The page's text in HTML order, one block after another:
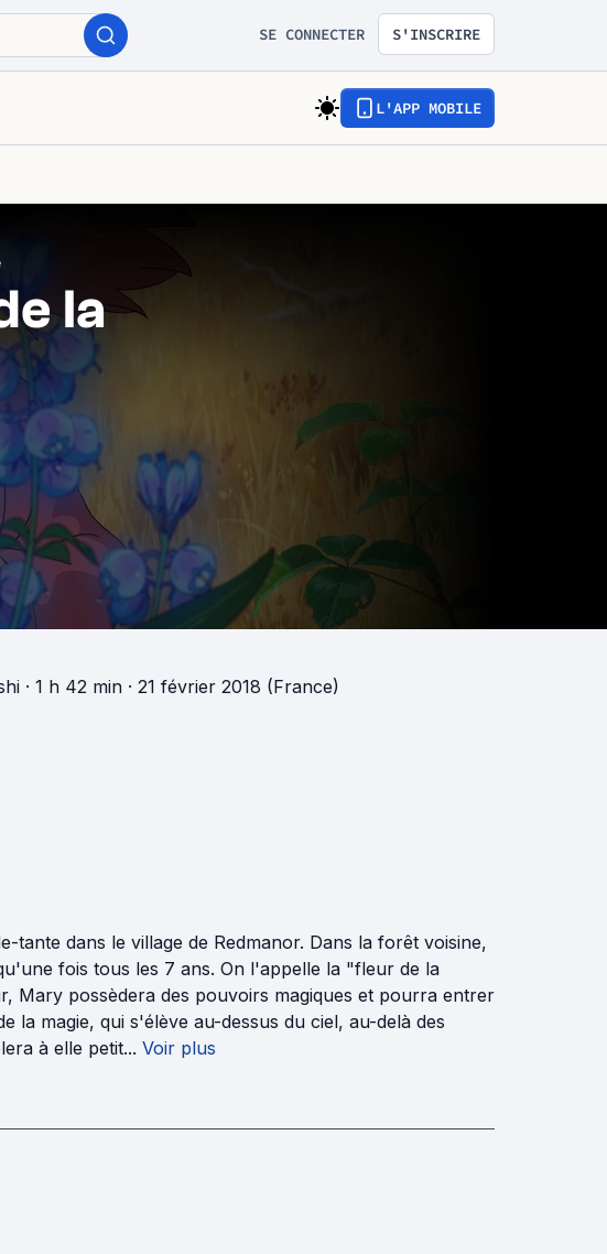
SE CONNECTER S'INSCRIRE
L'APP MOBILE
la
· 1 h 42 min · 21 février 2018 (France)
tante dans le village de Redmanor. Dans la forêt voisine,
fois tous les 7 ans. On l'appelle la "fleur de la
Mary possèdera des pouvoirs magiques et pourra entrer
la magie, qui s'élève au-dessus du ciel, au-delà des
à elle petit... Voir plus